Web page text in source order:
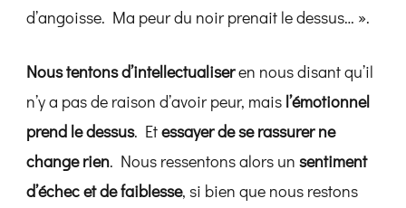
d’angoisse. Ma peur du noir prenait le dessus… ».
Nous tentons d’intellectualiseren nous disant qu’il
n’y a pas de raison d’avoir peur, mais l’émotionnel
prend le dessus. Etessayer de se rassurer ne
change rien. Nous ressentons alors un sentiment
d’échec et de faiblesse, si bien que nous restons